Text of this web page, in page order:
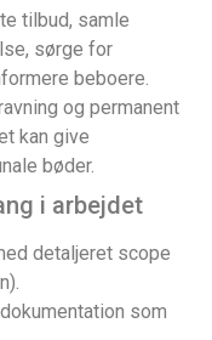
tilbud, samle
sørge for
beboere.
og permanent
kan give
bøder.
i arbejdet
detaljeret scope
som